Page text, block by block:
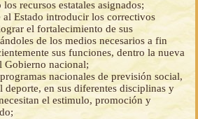
recursos estatales asignados;
al Estado introducir los correctivos
el fortalecimiento de sus
de los medios necesarios a fin
sus funciones, dentro la nueva
Gobierno nacional;
nacionales de previsión social,
deporte, en sus diferentes disciplinas y
el estimulo, promoción y